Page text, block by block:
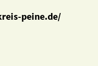
peine.de/